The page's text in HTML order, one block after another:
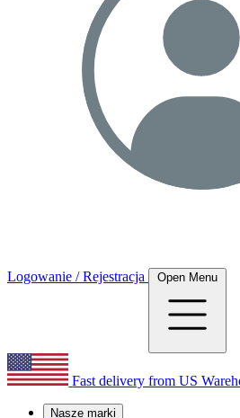
Logowanie / Rejestracja Open Menu
Fast delivery from US
Nasze marki